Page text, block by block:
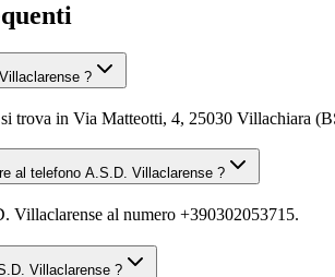
?
trova in Via Matteotti, 4, 25030 Villachiara
al telefono A.S.D. Villaclarense ?
Villaclarense al numero +390302053715.
Villaclarense ?